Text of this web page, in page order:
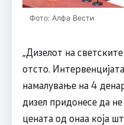
Фото: Алфа Вести
„Дизелот на
отсто.
намалување на 4
дизел придонесе да
цената од онаа која